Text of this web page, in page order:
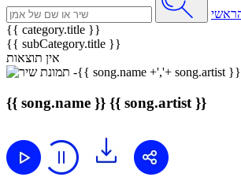
{{ category.title }}
{{ subCategory.title }}
אין תוצאות
{{ song.name }} {{ song.artist }}